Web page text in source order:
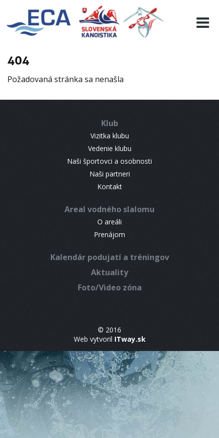
404
Požadovaná stránka sa nenašla
Klub
Vizitka klubu
Vedenie klubu
Naši športovci a osobnosti
Naši partneri
Kontakt
Areal vodného slalomu
O areáli
Prenájom
Kalendár podujatí a tréningov
Aktuality
Foto/Video zóna
© 2016
Web vytvoril ITway.sk
EURO 19
INFO
RESULTS
CONTACT